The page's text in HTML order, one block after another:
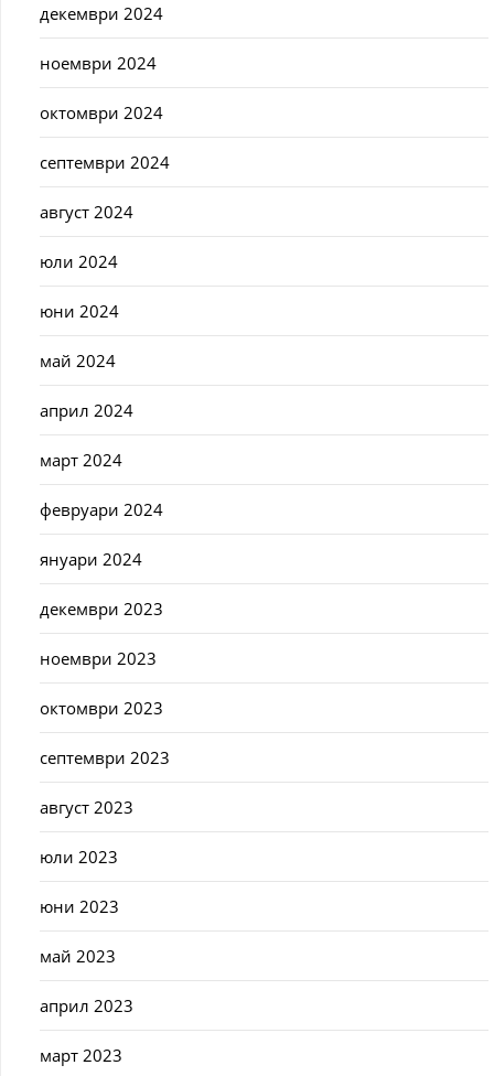
декември 2024
ноември 2024
октомври 2024
септември 2024
август 2024
юли 2024
юни 2024
май 2024
април 2024
март 2024
февруари 2024
януари 2024
декември 2023
ноември 2023
октомври 2023
септември 2023
август 2023
юли 2023
юни 2023
май 2023
април 2023
март 2023